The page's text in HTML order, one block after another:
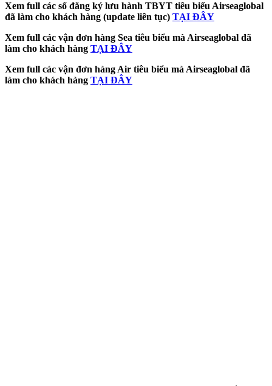
Xem full các số đăng ký lưu hành TBYT tiêu biểu Airseaglobal
đã làm cho khách hàng (update liên tục) TẠI ĐÂY
Xem full các vận đơn hàng Sea tiêu biểu mà Airseaglobal đã
làm cho khách hàng TẠI ĐÂY
Xem full các vận đơn hàng Air tiêu biểu mà Airseaglobal đã
làm cho khách hàng TẠI ĐÂY